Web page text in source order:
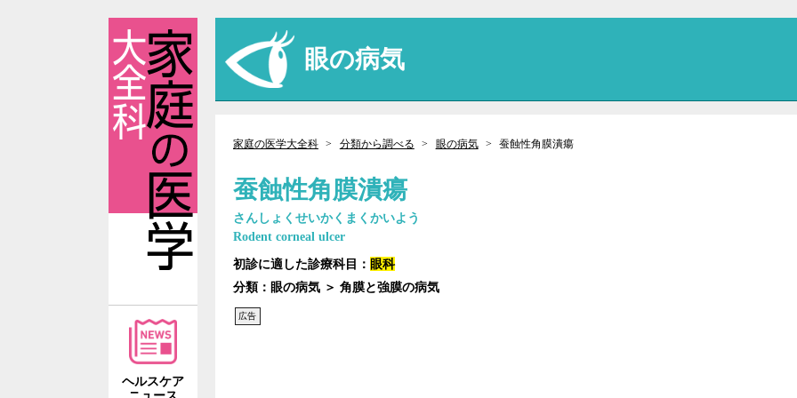
ヘルスケア
眼の病気
家庭の医学大全科 分類から調べる 眼の病気 蚕蝕性角膜潰瘍
蚕蝕性角膜潰瘍
さんしょくせいかくまくかいよう
Rodent corneal ulcer
初診に適した診療科目： 眼科
分類：眼の病気 ＞ 角膜と強膜の病気
広告